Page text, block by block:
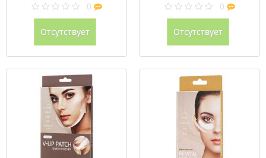
0
Отсутствует
0
Отсутствует